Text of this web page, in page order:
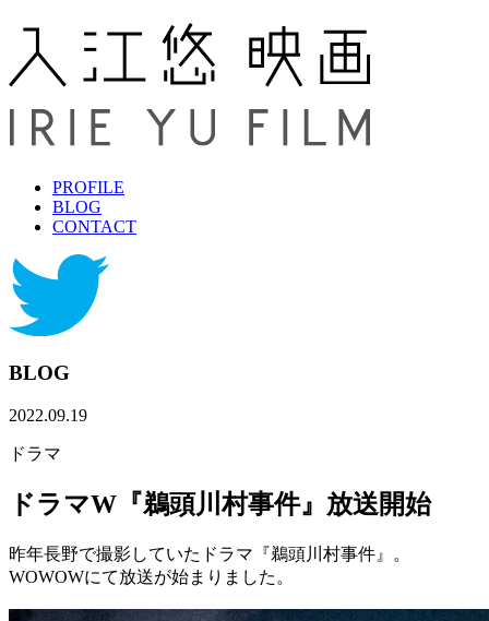
PROFILE
BLOG
CONTACT
BLOG
2022.09.19
ドラマ
ドラマW『鵜頭川村事件』放送開始
昨年長野で撮影していたドラマ『鵜頭川村事件』。
WOWOWにて放送が始まりました。